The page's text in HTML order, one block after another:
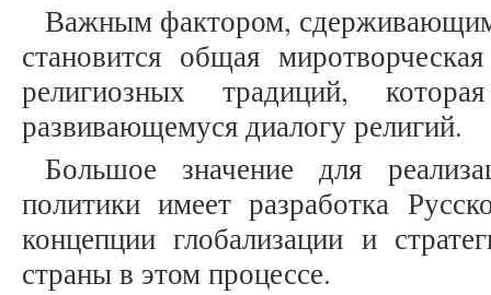
Важным фактором, сдерживающим
становится общая
религиозных традиций,
развивающемуся диалогу религий.
Большое значение для
политики имеет разработка
концепции глобализации и
страны в этом процессе.